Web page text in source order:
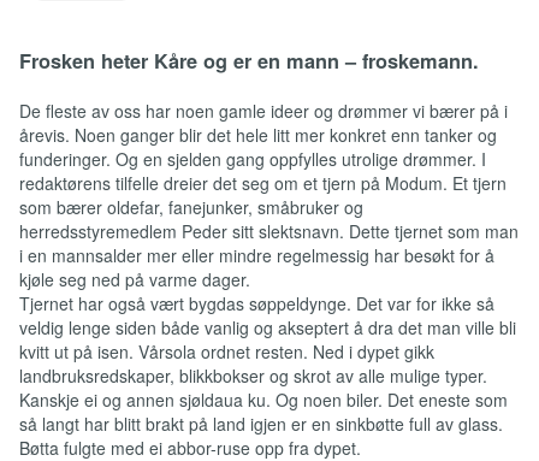
Frosken heter Kåre og er en mann – froskemann.
De fleste av oss har noen gamle ideer og drømmer vi bærer på i
årevis. Noen ganger blir det hele litt mer konkret enn tanker og
funderinger. Og en sjelden gang oppfylles utrolige drømmer. I
redaktørens tilfelle dreier det seg om et tjern på Modum. Et tjern
som bærer oldefar, fanejunker, småbruker og
herredsstyremedlem Peder sitt slektsnavn. Dette tjernet som man
i en mannsalder mer eller mindre regelmessig har besøkt for å
kjøle seg ned på varme dager.
Tjernet har også vært bygdas søppeldynge. Det var for ikke så
veldig lenge siden både vanlig og akseptert å dra det man ville bli
kvitt ut på isen. Vårsola ordnet resten. Ned i dypet gikk
landbruksredskaper, blikkbokser og skrot av alle mulige typer.
Kanskje ei og annen sjøldaua ku. Og noen biler. Det eneste som
så langt har blitt brakt på land igjen er en sinkbøtte full av glass.
Bøtta fulgte med ei abbor-ruse opp fra dypet.